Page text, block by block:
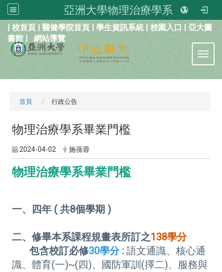
亞洲大學物理治療學系
| 校首頁 | 醫健學院首頁 | 學生資訊系統 | 校園入口 | 亞大圖
書館 | 網站導覽
首頁 行政公告
物理治療學系畢業門檻
2024-04-02 施蒨蓉
物理治療學系畢業門檻
一、四年 ( 共8個學期 )
二、修畢本系課程規畫表所訂之138學分
包含校訂必修30學分: 語文通識、核心通
識、體育(一)~(四)、國防軍訓(擇二)、服務與